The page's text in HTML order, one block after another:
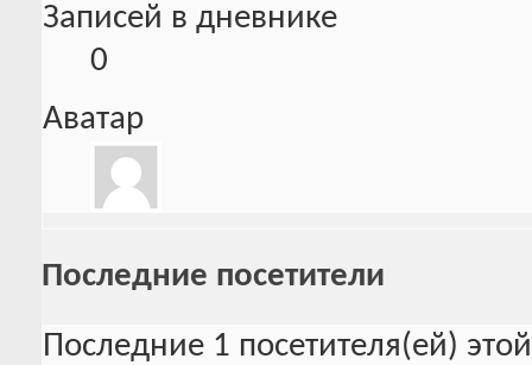
Записей в дневнике
0
Аватар
Последние посетители
Последние 1 посетителя(ей)